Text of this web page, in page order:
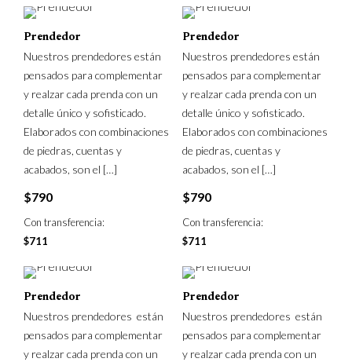
Prendedor
Nuestros prendedores están
pensados para complementar
y realzar cada prenda con un
detalle único y sofisticado.
Elaborados con combinaciones
de piedras, cuentas y
acabados, son el […]
$790
Con transferencia:
$711
Prendedor
Nuestros prendedores están
pensados para complementar
y realzar cada prenda con un
detalle único y sofisticado.
Elaborados con combinaciones
de piedras, cuentas y
acabados, son el […]
$790
Con transferencia:
$711
Prendedor
Nuestros prendedores están
pensados para complementar
y realzar cada prenda con un
Prendedor
Nuestros prendedores están
pensados para complementar
y realzar cada prenda con un